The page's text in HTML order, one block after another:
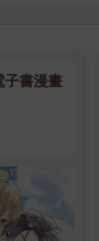
子書漫畫